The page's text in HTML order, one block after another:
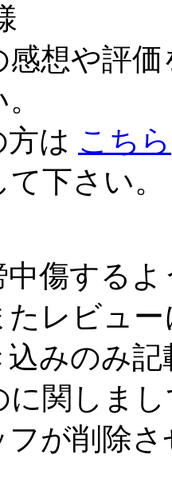
感想や評価
は こちら
下さい。
傷するよ
たレビュー
みのみ記
に関しま
フが削除さ